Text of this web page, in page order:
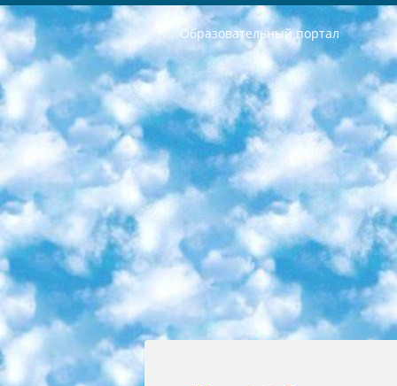
Образовательный портал
РЕСПУБЛИКА УЗБЕКИСТАН МИНИСТРЕРСТВО ДОШКОЛЬНОГО И ШКОЛЬНОГО ОБРАЗОВАНИЯ КОМАНДА в общеобразовательных учреждениях в 2023-2024 учебном году организация и проведение итоговой государственной аттестации обучающихся о Министра дошкольного и школьного образования Республики Узбекистан от 4 марта 2008 года (постановлением Минюста от 20 марта 2008 года № 1778 государственной регистрации) «Итоговое состояние учащихся общего среднего образования на основании положения об утверждении положения об аттестации общего среднего образования выпускной экзамен студентов в образовательных учреждениях в 2023-2024 учебном году В целях организации и прохождения аттестации приказываю: 1. Следующее: перечень предметов, по которым будет проводиться итоговая государственная аттестация и экзамен формы перевода согласно приложению 1; сертификаты международного образца, оценивающие уровень владения иностранными языками перечень согласно приложению 2; 2. Педагогический при специализированных образовательных учреждениях. научно-практический центр квалификации и международной оценки (Д.Давидова) 2024 г. До 25 марта: задания по предметам, по которым будет проводиться итоговая аттестация разработка и утверждение технических условий; итоговая аттестация на основании разработанного предметного задания разработка вопросов по предметам (устно и письменно), экзамен передача; общеобразовательные средние школы и специальные учебные заведения учащиеся выпускных классов школ и интернатов в агентской системе подготовка базы данных экзаменационных материалов и критериев оценки; перевод базы экзаменационных материалов на все языки обучения подать в Республиканский образовательный центр для изготовления; варианты экзаменов на основе разработанных контрольных материалов пусть будут поставлены задачи формирования. 3. Республиканский образовательный центр (Ш.Худайкулов) до 5 апреля 2024 года. до: база данных предоставленных экзаменационных материалов на все языки обучения перевод и экспертиза; для слепых, слабовидящих, глухих, слабослышащих и умственно отсталых детей учащиеся выпускных классов специализированных школ и школ-интернатов база данных экзаменационных материалов на всех преподаваемых языках подготовка критериев оценки; специализированные школы для умственно отсталых детей и технологии для учащихся выпускных классов школ-интернатов разработка соответствующих рекомендаций и критериев проведения ЕГЭ по естествознанию давать задания. 4. Педагогический при